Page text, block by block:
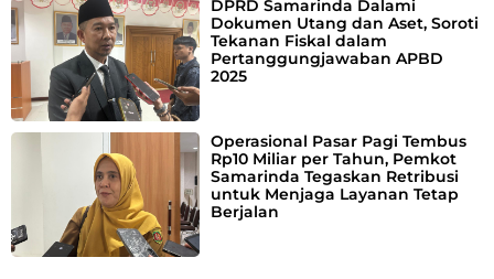
DPRD Samarinda Dalami
Dokumen Utang dan Aset, Soroti
Tekanan Fiskal dalam
Pertanggungjawaban APBD
2025
Operasional Pasar Pagi Tembus
Rp10 Miliar per Tahun, Pemkot
Samarinda Tegaskan Retribusi
untuk Menjaga Layanan Tetap
Berjalan